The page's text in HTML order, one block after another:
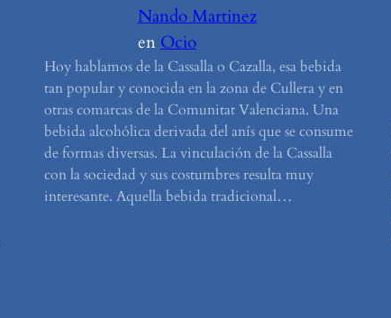
Nando Martinez
en Ocio
Hoy hablamos de la Cassalla o Cazalla, esa bebida
tan popular y conocida en la zona de Cullera y en
otras comarcas de la Comunitat Valenciana. Una
bebida alcohólica derivada del anís que se consume
de formas diversas. La vinculación de la Cassalla
con la sociedad y sus costumbres resulta muy
interesante. Aquella bebida tradicional…